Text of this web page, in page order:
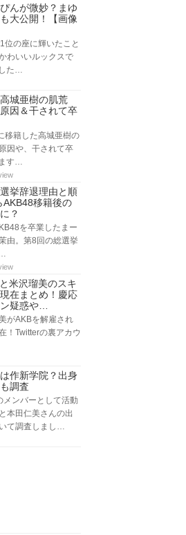
んが微妙？まゆ
大公開！【画像
位の座に輝いたこと
わいいルックスで
た…
城亜樹の肌荒
因＆干されて卒
移籍した高城亜樹の
因や、干されて卒
す…
挙辞退理由と順
移籍後の
？
を卒業したまー
由。第8回の総選挙
米沢瑠美のスキ
在まとめ！慶応
疑惑や…
がAKBを解雇され
！Twitterの裏アカウ
作新学院？出身
調査
メンバーとして活動
本田仁美さんの出
て調査しまし…